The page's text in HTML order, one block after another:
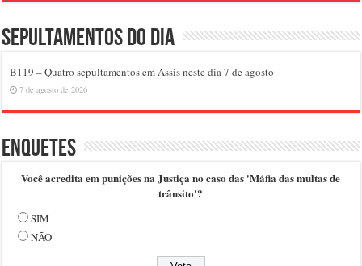
Sepultamentos do dia
B119 – Quatro sepultamentos em Assis neste dia 7 de agosto
7 de agosto de 2026
Enquetes
Você acredita em punições na Justiça no caso das 'Máfia das multas de
trânsito'?
SIM
NÃO